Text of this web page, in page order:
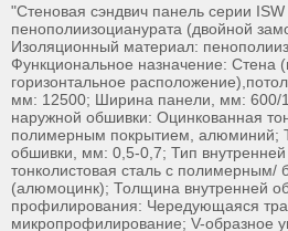
"Стеновая сэндвич панель серии
пенополиизоцианурата (двойной
Изоляционный материал:
Функциональное назначение: Стена
горизонтальное
мм: 12500; Ширина панели, мм: 600/
наружной обшивки: Оцинкованная
полимерным покрытием, алюминий;
обшивки, мм: 0,5-0,7; Тип
тонколистовая сталь с полимерным/
(алюмоцинк); Толщина внутренней
профилирования: Чередующаяся
микропрофилирование; V-образное